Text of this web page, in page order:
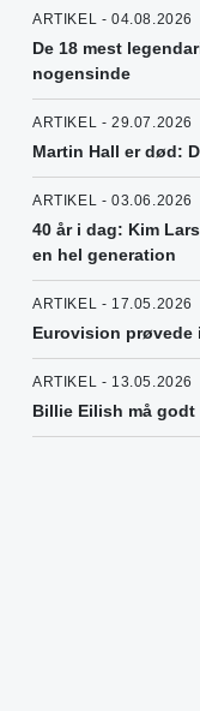
ARTIKEL - 04.08.2026
De 18 mest
nogensinde
ARTIKEL - 29.07.2026
Martin Hall er død:
ARTIKEL - 03.06.2026
40 år i dag: Kim
en hel generation
ARTIKEL - 17.05.2026
Eurovision
ARTIKEL - 13.05.2026
Billie Eilish må